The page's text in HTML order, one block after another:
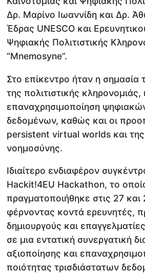
Δρ. Μαρίνο Ιωαννίδη και Δρ.
Έδρας UNESCO και
Ψηφιακής Πολιτιστικής
“Mnemosyne”.
Στο επίκεντρο ήταν η σημασία
της πολιτιστικής
επαναχρησιμοποίηση
δεδομένων, καθώς και οι
persistent virtual worlds και
νοημοσύνης.
Ιδιαίτερο ενδιαφέρον
Hackit!4EU Hackathon, το
πραγματοποιήθηκε στις 27
φέρνοντας κοντά ερευνητές,
δημιουργούς και
σε μια εντατική συνεργατική
αξιοποίησης και
ποιότητας τρισδιάστατων